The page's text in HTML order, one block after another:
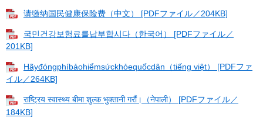
请缴纳国民健康保险费（中文） [PDFファイル／204KB]
국민건강보험료를납부합시다（한국어） [PDFファイル／
201KB]
Hãyđóngphíbảohiểmsứckhỏequốcdân（tiếng việt） [PDFファ
イル／264KB]
राष्ट्रिय स्वास्थ्य बीमा शुल्क भुक्तानी गरौं।（नेपाली） [PDFファイル／
184KB]